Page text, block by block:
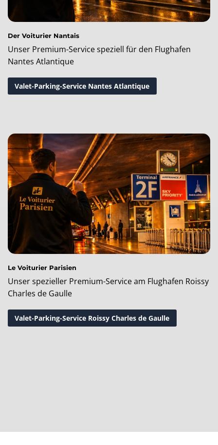
Der Voiturier Nantais
Unser Premium-Service speziell für den Flughafen
Nantes Atlantique
Valet-Parking-Service Nantes Atlantique
Le Voiturier Parisien
Unser spezieller Premium-Service am Flughafen Roissy
Charles de Gaulle
Valet-Parking-Service Roissy Charles de Gaulle